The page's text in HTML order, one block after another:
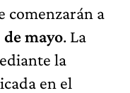
comenzarán a
mayo. La
la
en el